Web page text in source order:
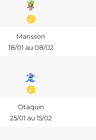
Marisson
18/01 au 08/02
Otaquin
25/01 au 15/02